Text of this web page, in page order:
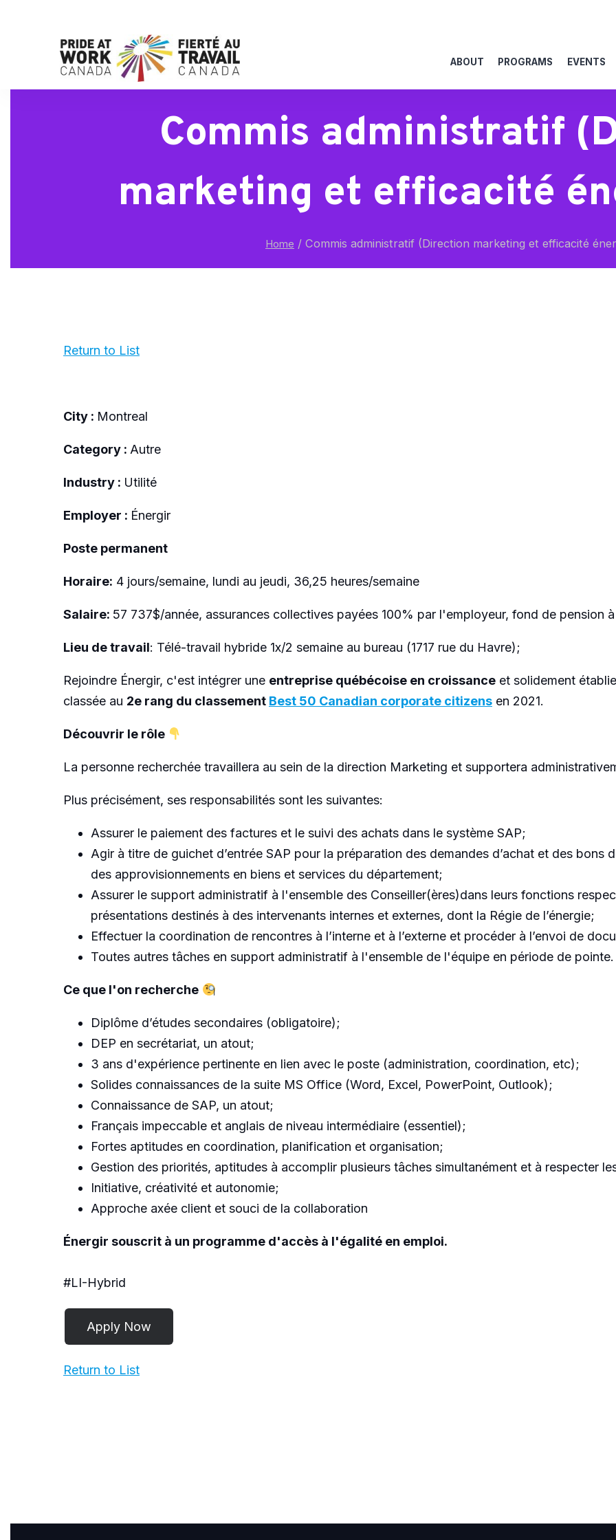
ABOUT PROGRAMS EVENTS
Commis administratif
marketing et efficacité
Home / Commis administratif (Direction marketing et efficacité
Return to List
City : Montreal
Category : Autre
Industry : Utilité
Employer : Énergir
Poste permanent
Horaire: 4 jours/semaine, lundi au jeudi, 36,25 heures/semaine
Salaire: 57 737$/année, assurances collectives payées 100% par l'employeur, fond de pension
Lieu de travail: Télé-travail hybride 1x/2 semaine au bureau (1717 rue du Havre);
Rejoindre Énergir, c'est intégrer une entreprise québécoise en croissance et solidement
classée au 2e rang du classement Best 50 Canadian corporate citizens en 2021.
Découvrir le rôle
La personne recherchée travaillera au sein de la direction Marketing et supportera
Plus précisément, ses responsabilités sont les suivantes:
Assurer le paiement des factures et le suivi des achats dans le système SAP;
Agir à titre de guichet d’entrée SAP pour la préparation des demandes d’achat et des
des approvisionnements en biens et services du département;
Assurer le support administratif à l'ensemble des Conseiller(ères)dans leurs fonctions
présentations destinés à des intervenants internes et externes, dont la Régie de l’énergie;
Effectuer la coordination de rencontres à l’interne et à l’externe et procéder à l’envoi de
Toutes autres tâches en support administratif à l'ensemble de l'équipe en période de pointe.
Ce que l'on recherche
Diplôme d’études secondaires (obligatoire);
DEP en secrétariat, un atout;
3 ans d'expérience pertinente en lien avec le poste (administration, coordination, etc);
Solides connaissances de la suite MS Office (Word, Excel, PowerPoint, Outlook);
Connaissance de SAP, un atout;
Français impeccable et anglais de niveau intermédiaire (essentiel);
Fortes aptitudes en coordination, planification et organisation;
Gestion des priorités, aptitudes à accomplir plusieurs tâches simultanément et à respecter
Initiative, créativité et autonomie;
Approche axée client et souci de la collaboration
Énergir souscrit à un programme d'accès à l'égalité en emploi.
#LI-Hybrid
Return to List